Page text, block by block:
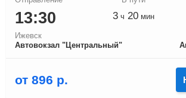
13:30
Ижевск
Автовокзал "Центральный"
3 ч 20 мин
от 896 р.